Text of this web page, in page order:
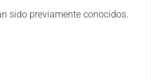
sido previamente conocidos.